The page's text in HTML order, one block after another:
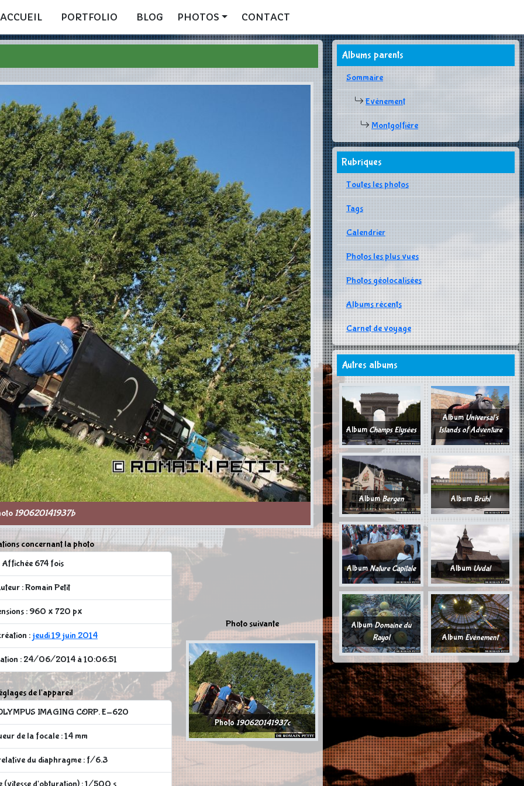
ACCUEIL PORTFOLIO BLOG PHOTOS CONTACT
190620141937b
concernant la photo
Affichée 674 fois
: Romain Petit
: 960 x 720 px
: jeudi 19 juin 2014
: 24/06/2014 à 10:06:51
de l'appareil
IMAGING CORP. E-620
de la focale : 14 mm
du diaphragme : f/6.3
(vitesse d'obturation) : 1/500 s
Photo suivante
Photo190620141937c
Albums parents
Sommaire
Evènement
Montgolfière
Rubriques
Toutes les photos
Tags
Calendrier
Photos les plus vues
Photos géolocalisées
Albums récents
Carnet de voyage
Autres albums
AlbumChamps Elysées
AlbumUniversal's
Islands of Adventure
AlbumBergen Album Brühl
AlbumNature Capitale AlbumUvdal
AlbumDomaine du
Rayol
AlbumEvènement